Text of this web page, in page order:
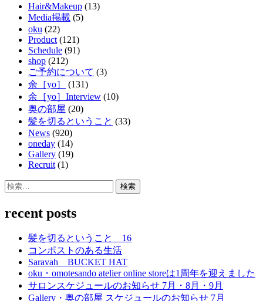
Hair&Makeup (13)
Media掲載 (5)
oku (22)
Product (121)
Schedule (91)
shop (212)
ご予約について (3)
余［yo］
(131)
余［yo］Interview (10)
奥の部屋 (20)
髪を切るということ (33)
News (920)
oneday (14)
Gallery (19)
Recruit (1)
検
recent posts
髪を切るということ 16
コンポストのある生活
Saravah BUCKET HAT
oku・omotesando atelier online storeは1周年を迎えました
サロンスケジュールのお知らせ 7月・8月・9月
Gallery・奥の部屋 スケジュールのお知らせ 7月